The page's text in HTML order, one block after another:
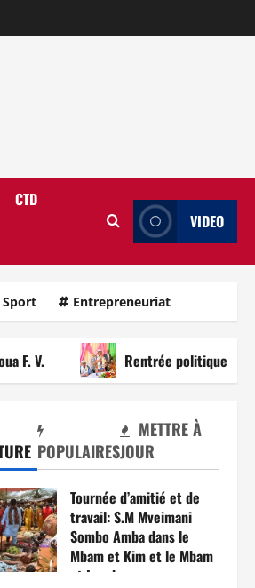
CTD
VIDEO
Sport Entrepreneuriat
Rentrée politique et An 41 à
POPULAIRES
METTRE À
JOUR
Tournée d’amitié et de
travail: S.M Mveimani
Sombo Amba dans le
Mbam et Kim et le Mbam
et Inoubou.